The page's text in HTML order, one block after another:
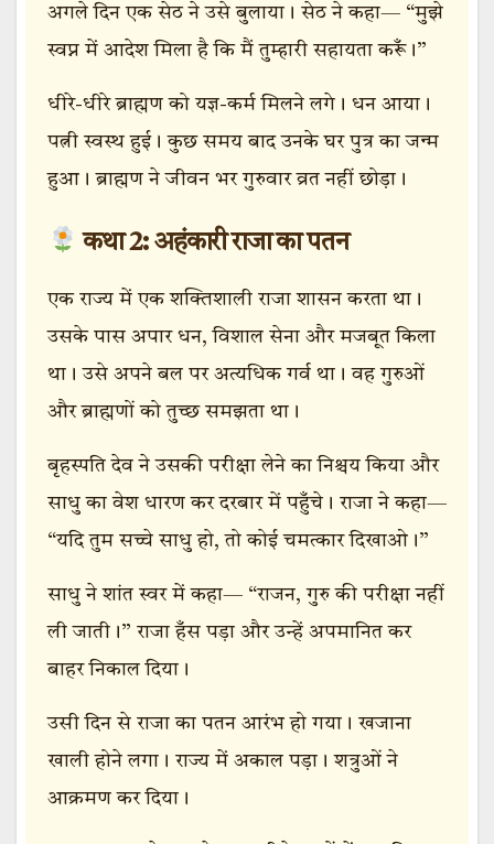
अगले दिन एक सेठ ने उसे बुलाया। सेठ ने कहा— “मुझे
स्वप्न में आदेश मिला है कि मैं तुम्हारी सहायता करूँ।”
धीरे-धीरे ब्राह्मण को यज्ञ-कर्म मिलने लगे। धन आया।
पत्नी स्वस्थ हुई। कुछ समय बाद उनके घर पुत्र का जन्म
हुआ। ब्राह्मण ने जीवन भर गुरुवार व्रत नहीं छोड़ा।
कथा 2: अहंकारी राजा का पतन
एक राज्य में एक शक्तिशाली राजा शासन करता था।
उसके पास अपार धन, विशाल सेना और मजबूत किला
था। उसे अपने बल पर अत्यधिक गर्व था। वह गुरुओं
और ब्राह्मणों को तुच्छ समझता था।
बृहस्पति देव ने उसकी परीक्षा लेने का निश्चय किया और
साधु का वेश धारण कर दरबार में पहुँचे। राजा ने कहा—
“यदि तुम सच्चे साधु हो, तो कोई चमत्कार दिखाओ।”
साधु ने शांत स्वर में कहा— “राजन, गुरु की परीक्षा नहीं
ली जाती।” राजा हँस पड़ा और उन्हें अपमानित कर
बाहर निकाल दिया।
उसी दिन से राजा का पतन आरंभ हो गया। खजाना
खाली होने लगा। राज्य में अकाल पड़ा। शत्रुओं ने
आक्रमण कर दिया।